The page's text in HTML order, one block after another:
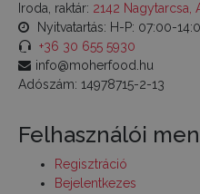
Iroda, raktár: 2142 Nagytarcsa,
Nyitvatartás: H-P: 07:00-
+36 30 655 5930
info@moherfood.hu
Adószám: 14978715-2-13
Felhasználói
Regisztráció
Bejelentkezes